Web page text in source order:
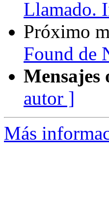
Llamado.
Próximo
Found de
Mensajes
autor ]
Más